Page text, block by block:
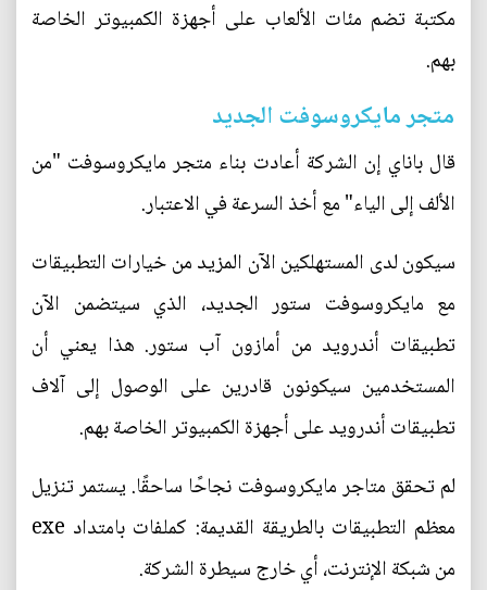
مكتبة تضم مئات الألعاب على أجهزة الكمبيوتر الخاصة
بهم.
متجر مايكروسوفت الجديد
قال باناي إن الشركة أعادت بناء متجر مايكروسوفت "من
الألف إلى الياء" مع أخذ السرعة في الاعتبار.
سيكون لدى المستهلكين الآن المزيد من خيارات التطبيقات
مع مايكروسوفت ستور الجديد، الذي سيتضمن الآن
تطبيقات أندرويد من أمازون آب ستور. هذا يعني أن
المستخدمين سيكونون قادرين على الوصول إلى آلاف
تطبيقات أندرويد على أجهزة الكمبيوتر الخاصة بهم.
لم تحقق متاجر مايكروسوفت نجاحًا ساحقًا. يستمر تنزيل
معظم التطبيقات بالطريقة القديمة: كملفات بامتداد exe
من شبكة الإنترنت، أي خارج سيطرة الشركة.